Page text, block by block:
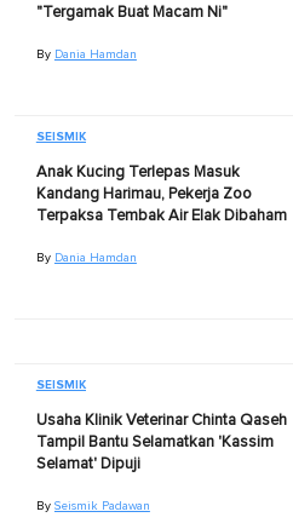
"Tergamak Buat Macam Ni"
By Dania Hamdan
SEISMIK
Anak Kucing Terlepas Masuk
Kandang Harimau, Pekerja Zoo
Terpaksa Tembak Air Elak Dibaham
By Dania Hamdan
SEISMIK
Usaha Klinik Veterinar Chinta Qaseh
Tampil Bantu Selamatkan 'Kassim
Selamat' Dipuji
By Seismik Padawan